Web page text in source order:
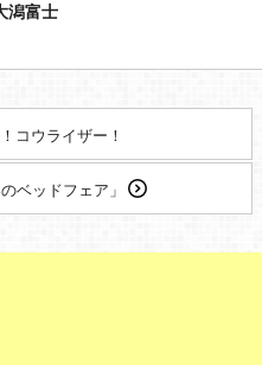
潟富士
コウライザー！
ベッドフェア」